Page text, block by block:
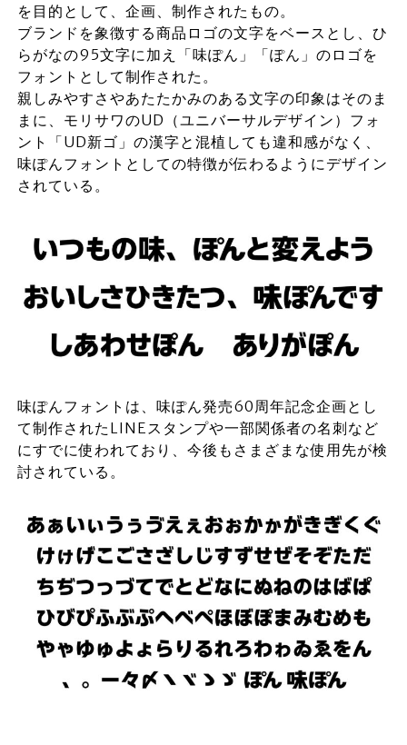
を目的として、企画、制作されたもの。
ブランドを象徴する商品ロゴの文字をベースとし、ひ
らがなの95文字に加え「味ぽん」「ぽん」のロゴを
フォントとして制作された。
親しみやすさやあたたかみのある文字の印象はそのま
まに、モリサワのUD（ユニバーサルデザイン）フォ
ント「UD新ゴ」の漢字と混植しても違和感がなく、
味ぽんフォントとしての特徴が伝わるようにデザイン
されている。
味ぽんフォントは、味ぽん発売60周年記念企画とし
て制作されたLINEスタンプや一部関係者の名刺など
にすでに使われており、今後もさまざまな使用先が検
討されている。